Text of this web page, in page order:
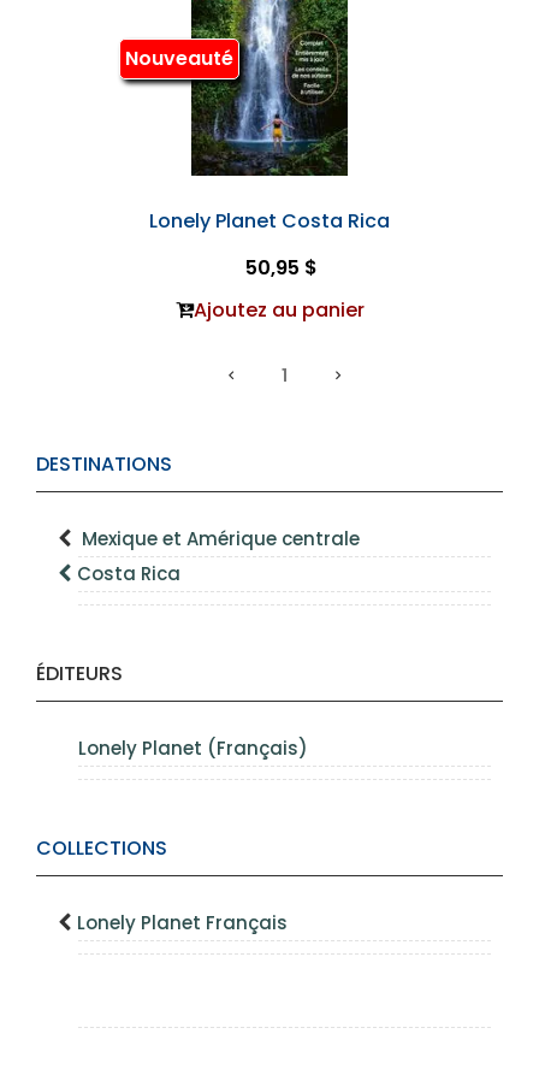
DESTINATIONS
Mexique et Amérique centrale
Costa Rica
ÉDITEURS
Lonely Planet (Français)
COLLECTIONS
Lonely Planet Français
Nouveauté
Lonely Planet Costa Rica
50,95 $
Ajoutez au panier
1